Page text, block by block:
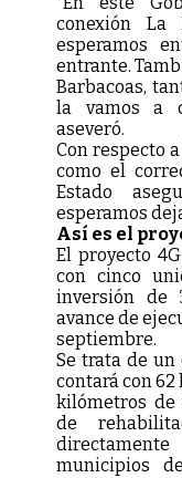
conexión La
esperamos
entrante.
Barbacoas,
la vamos a
aseveró.
Con respecto
como el
Estado
esperamos
Así es el
El proyecto
con cinco
inversión de
avance de
septiembre.
Se trata de
contará con
kilómetros de
de
municipios